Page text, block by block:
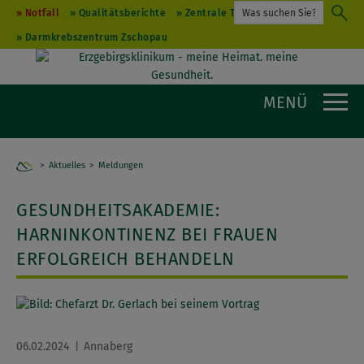
Notfall Qualitätsberichte Zentrale Terminvergabe
Darmkrebszentrum Zschopau
MENÜ
Home
Aktuelles Meldungen
GESUNDHEITSAKADEMIE:
HARNINKONTINENZ BEI FRAUEN
ERFOLGREICH BEHANDELN
06.02.2024 Annaberg